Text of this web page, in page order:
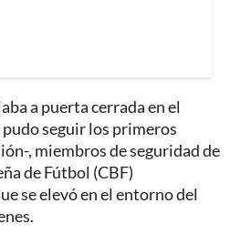
a puerta cerrada en el
seguir los primeros
, miembros de seguridad de
de Fútbol (CBF)
se elevó en el entorno del